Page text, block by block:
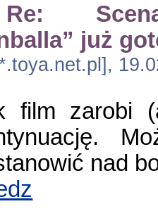
Re:
już
film zarobi
nad